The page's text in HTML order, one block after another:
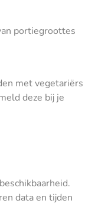
portiegroottes
met vegetariërs
deze bij je
data en tijden